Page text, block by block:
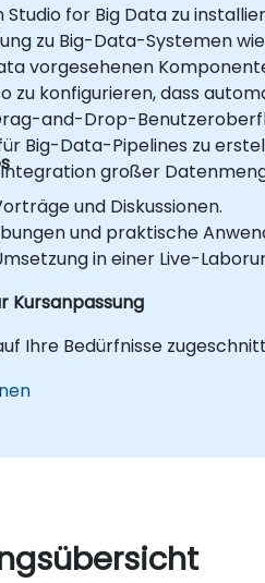
Studio for Big Data zu
zu Big-Data-Systemen
vorgesehenen
zu konfigurieren, dass
and-Drop-
Big-Data-Pipelines zu
großer
und Diskussionen.
und praktische
in einer Live-
Kursanpassung
Ihre Bedürfnisse